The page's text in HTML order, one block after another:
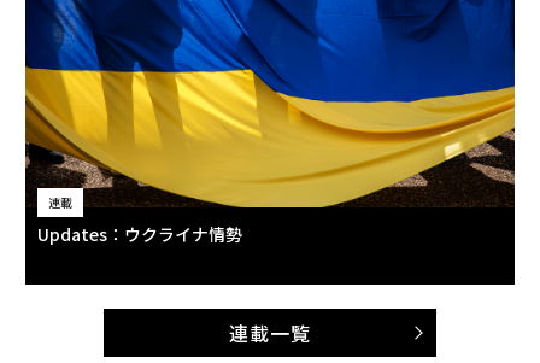
連載
Updates：ウクライナ情勢
連載一覧